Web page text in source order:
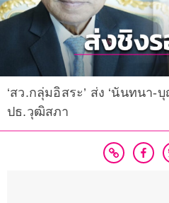
‘สว.กลุ่มอิสระ’ ส่ง ‘นันทนา-
ปธ.วุฒิสภา